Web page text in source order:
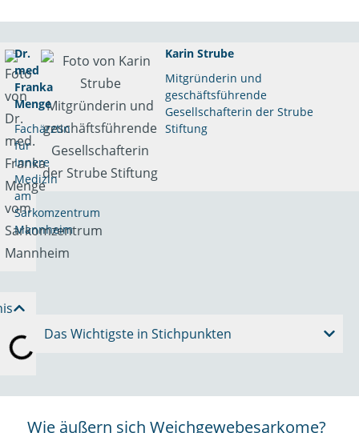
Karin Strube
Mitgründerin und
geschäftsführende
Gesellschafterin der Strube
Stiftung
Dr.
med
Franka
Menge
Fachärztin
für
Innere
Medizin
am
Sarkomzentrum
Mannheim
Das Wichtigste in Stichpunkten
Wie äußern sich Weichgewebesarkome?